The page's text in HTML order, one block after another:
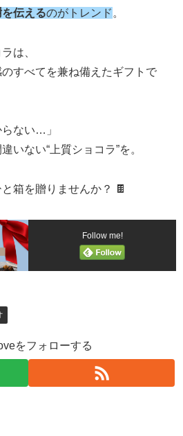
伝えるのがトレンド 。
は、
すべてを兼ね備えたギフトで
らない…」
いない“上質ショコラ”を。
箱を贈りませんか？ 🍫
Follow me!
をフォローする